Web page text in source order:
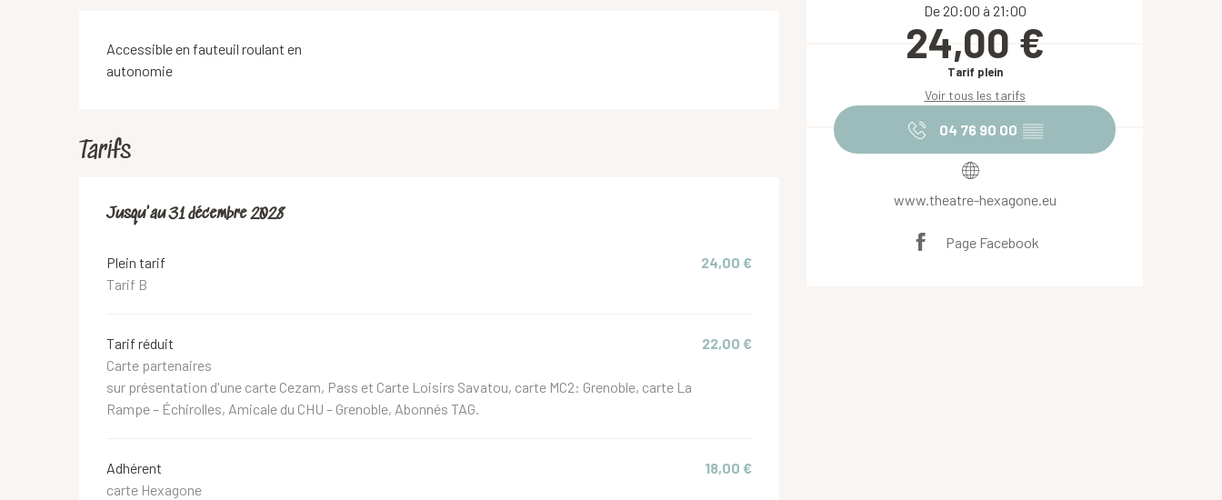
De 20:00 à 21:00
24,00 €
Tarif plein
Voir tous les tarifs
04 76 90 00 ▒▒
www.theatre-hexagone.eu
Page Facebook
Accessible en fauteuil roulant en
autonomie
Tarifs
Du18 juin 2019au31 décembre 2028
Jusqu'au31 décembre 2028
Plein tarif
Tarif B
24,00 €
Tarif réduit
Carte partenaires
sur présentation d'une carte Cezam, Pass et Carte Loisirs Savatou, carte MC2: Grenoble, carte La
Rampe – Échirolles, Amicale du CHU – Grenoble, Abonnés TAG.
22,00 €
Adhérent
carte Hexagone
18,00 €